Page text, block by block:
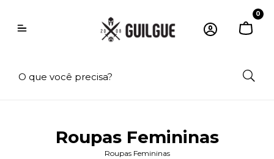
0
Roupas Femininas
Roupas Femininas